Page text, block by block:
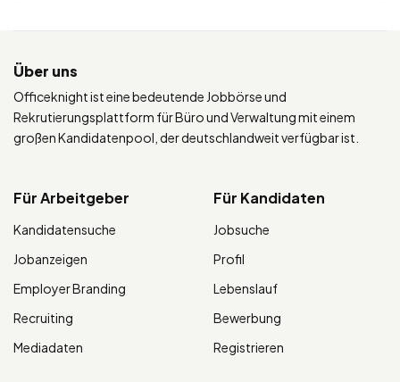
Über uns
Officeknight ist eine bedeutende Jobbörse und
Rekrutierungsplattform für Büro und Verwaltung mit einem
großen Kandidatenpool, der deutschlandweit verfügbar ist.
Für Arbeitgeber
Kandidatensuche
Jobanzeigen
Employer Branding
Recruiting
Mediadaten
Für Kandidaten
Jobsuche
Profil
Lebenslauf
Bewerbung
Registrieren